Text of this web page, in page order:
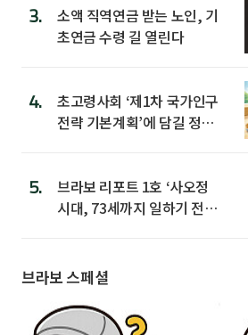
3.
소액 직역연금 받는 노인, 기
초연금 수령 길 열린다
4.
초고령사회 ‘제1차 국가인구
전략 기본계획’에 담길 정책
5.
브라보 리포트 1호 ‘사오정
시대, 73세까지 일하기 전략’
브라보 스페셜